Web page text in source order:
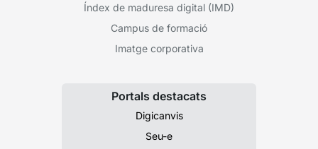
Índex de maduresa digital (IMD)
Campus de formació
Imatge corporativa
Portals destacats
Digicanvis
Seu-e